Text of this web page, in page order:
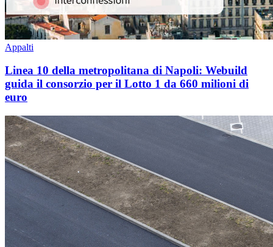
Appalti
Linea 10 della metropolitana di Napoli: Webuild
guida il consorzio per il Lotto 1 da 660 milioni di
euro